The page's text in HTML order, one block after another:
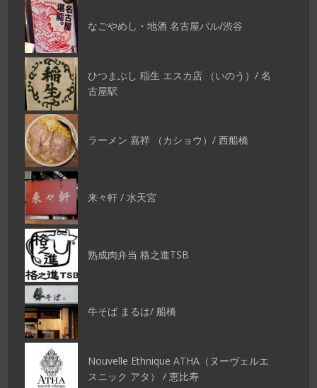
なごやめし・地酒 名古屋バル/渋谷
ひつまぶし 稲生 エスカ店 （いのう）/ 名
古屋駅
ラーメン 嘉祥 （カショウ）/ 西船橋
来々軒 / 水天宮
熟成肉弁当 格之進TSB
牛そば まるは/ 船橋
Nouvelle Ethnique ATHA（ヌーヴェルエ
スニック アタ） / 恵比寿